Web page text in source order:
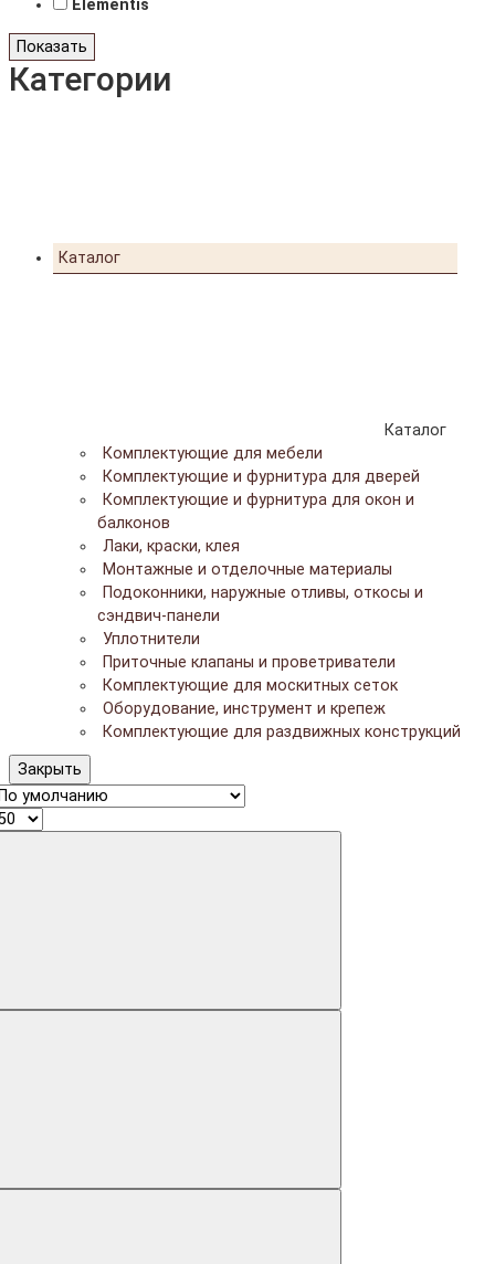
Elementis
Показать
Категории
Каталог
Каталог
Комплектующие для мебели
Комплектующие и фурнитура для дверей
Комплектующие и фурнитура для окон и
балконов
Лаки, краски, клея
Монтажные и отделочные материалы
Подоконники, наружные отливы, откосы и
сэндвич-панели
Уплотнители
Приточные клапаны и проветриватели
Комплектующие для москитных сеток
Оборудование, инструмент и крепеж
Комплектующие для раздвижных конструкций
Закрыть